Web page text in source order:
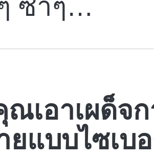
ซ้ำๆ…
ณเอาเผด็จ
ยแบบไซเบ